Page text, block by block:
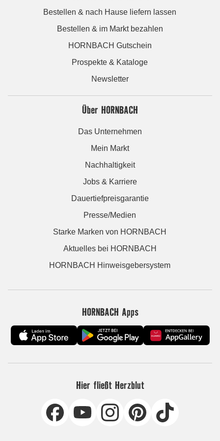
Bestellen & nach Hause liefern lassen
Bestellen & im Markt bezahlen
HORNBACH Gutschein
Prospekte & Kataloge
Newsletter
Über HORNBACH
Das Unternehmen
Mein Markt
Nachhaltigkeit
Jobs & Karriere
Dauertiefpreisgarantie
Presse/Medien
Starke Marken von HORNBACH
Aktuelles bei HORNBACH
HORNBACH Hinweisgebersystem
HORNBACH Apps
Hier fließt Herzblut